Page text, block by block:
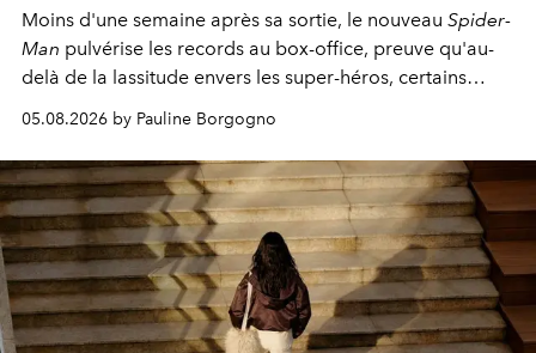
Moins d'une semaine après sa sortie, le nouveau Spider-
Man pulvérise les records au box-office, preuve qu'au-
delà de la lassitude envers les super-héros, certains
personnages continuent de susciter une ferveur intacte.
05.08.2026 by Pauline Borgogno